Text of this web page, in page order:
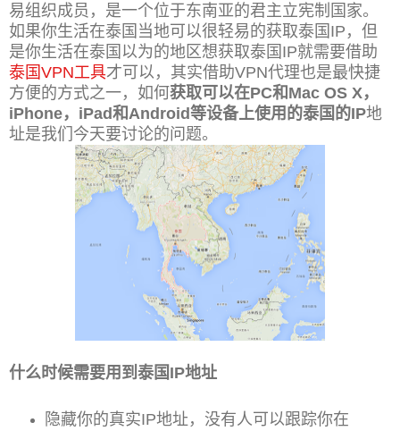
易组织成员，是一个位于东南亚的君主立宪制国家。
如果你生活在泰国当地可以很轻易的获取泰国IP，但
是你生活在泰国以为的地区想获取泰国IP就需要借助
泰国VPN工具才可以，其实借助VPN代理也是最快捷
方便的方式之一，如何获取可以在PC和Mac OS X，
iPhone，iPad和Android等设备上使用的泰国的IP地
址是我们今天要讨论的问题。
什么时候需要用到泰国IP地址
隐藏你的真实IP地址，没有人可以跟踪你在